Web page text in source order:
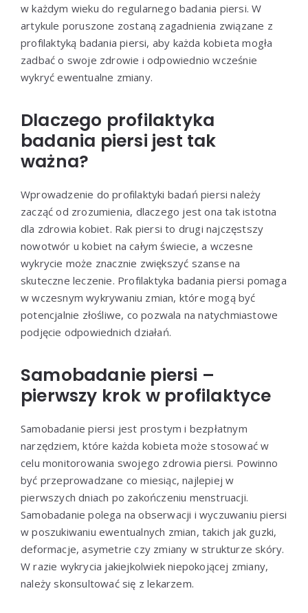
w każdym wieku do regularnego badania piersi. W
artykule poruszone zostaną zagadnienia związane z
profilaktyką badania piersi, aby każda kobieta mogła
zadbać o swoje zdrowie i odpowiednio wcześnie
wykryć ewentualne zmiany.
Dlaczego profilaktyka
badania piersi jest tak
ważna?
Wprowadzenie do profilaktyki badań piersi należy
zacząć od zrozumienia, dlaczego jest ona tak istotna
dla zdrowia kobiet. Rak piersi to drugi najczęstszy
nowotwór u kobiet na całym świecie, a wczesne
wykrycie może znacznie zwiększyć szanse na
skuteczne leczenie. Profilaktyka badania piersi pomaga
w wczesnym wykrywaniu zmian, które mogą być
potencjalnie złośliwe, co pozwala na natychmiastowe
podjęcie odpowiednich działań.
Samobadanie piersi –
pierwszy krok w profilaktyce
Samobadanie piersi jest prostym i bezpłatnym
narzędziem, które każda kobieta może stosować w
celu monitorowania swojego zdrowia piersi. Powinno
być przeprowadzane co miesiąc, najlepiej w
pierwszych dniach po zakończeniu menstruacji.
Samobadanie polega na obserwacji i wyczuwaniu piersi
w poszukiwaniu ewentualnych zmian, takich jak guzki,
deformacje, asymetrie czy zmiany w strukturze skóry.
W razie wykrycia jakiejkolwiek niepokojącej zmiany,
należy skonsultować się z lekarzem.